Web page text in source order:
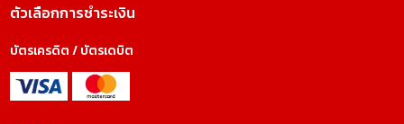
ตัวเลือกการชำระเงิน
บัตรเครดิต / บัตรเดบิต